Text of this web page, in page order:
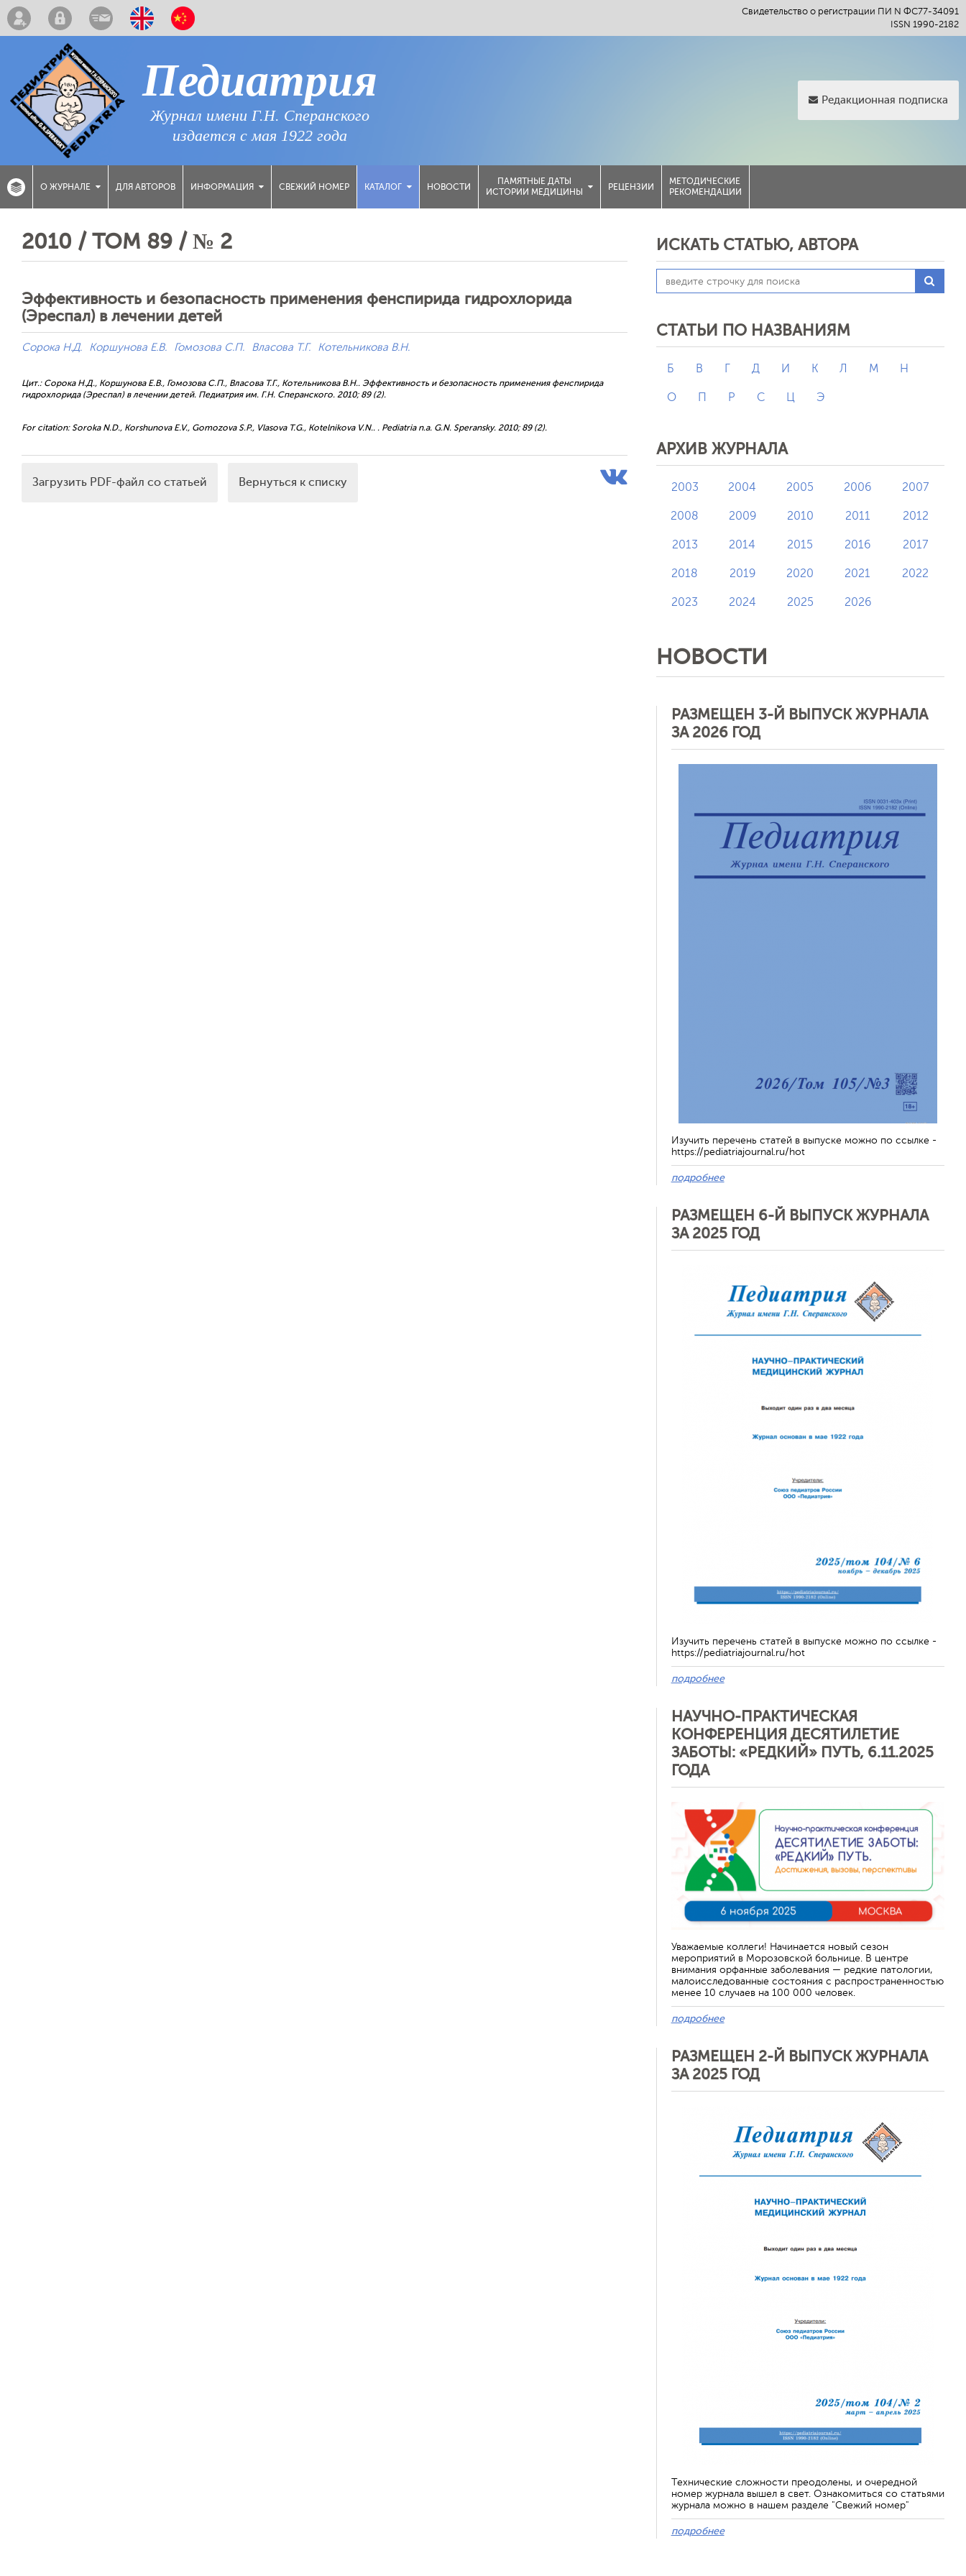
Свидетельство о регистрации ПИ N ФС77-34091
ISSN 1990-2182
Педиатрия
Журнал имени Г.Н. Сперанского
издается с мая 1922 года
Редакционная подписка
О ЖУРНАЛЕ ДЛЯ АВТОРОВ ИНФОРМАЦИЯ СВЕЖИЙ НОМЕР КАТАЛОГ НОВОСТИ
ПАМЯТНЫЕ ДАТЫ
ИСТОРИИ МЕДИЦИНЫ
РЕЦЕНЗИИ
МЕТОДИЧЕСКИЕ
РЕКОМЕНДАЦИИ
2010 / ТОМ 89 / № 2
Эффективность и безопасность применения фенспирида гидрохлорида
(Эреспал) в лечении детей
Сорока Н.Д. Коршунова Е.В. Гомозова С.П. Власова Т.Г. Котельникова В.Н.
Цит.: Сорока Н.Д., Коршунова Е.В., Гомозова С.П., Власова Т.Г., Котельникова В.Н.. Эффективность и безопасность применения фенспирида
гидрохлорида (Эреспал) в лечении детей. Педиатрия им. Г.Н. Сперанского. 2010; 89 (2).
For citation: Soroka N.D., Korshunova E.V., Gomozova S.P., Vlasova T.G., Kotelnikova V.N.. . Pediatria n.a. G.N. Speransky. 2010; 89 (2).
Загрузить PDF-файл со статьей Вернуться к списку
ИСКАТЬ СТАТЬЮ, АВТОРА
СТАТЬИ ПО НАЗВАНИЯМ
Б В Г Д И К Л М Н
О П Р С Ц Э
АРХИВ ЖУРНАЛА
2003 2004 2005 2006 2007
2008 2009 2010 2011 2012
2013 2014 2015 2016 2017
2018 2019 2020 2021 2022
2023 2024 2025 2026
НОВОСТИ
РАЗМЕЩЕН 3-Й ВЫПУСК ЖУРНАЛА
ЗА 2026 ГОД
Изучить перечень статей в выпуске можно по ссылке -
https://pediatriajournal.ru/hot
подробнее
РАЗМЕЩЕН 6-Й ВЫПУСК ЖУРНАЛА
ЗА 2025 ГОД
Изучить перечень статей в выпуске можно по ссылке -
https://pediatriajournal.ru/hot
подробнее
НАУЧНО-ПРАКТИЧЕСКАЯ
КОНФЕРЕНЦИЯ ДЕСЯТИЛЕТИЕ
ЗАБОТЫ: «РЕДКИЙ» ПУТЬ, 6.11.2025
ГОДА
Уважаемые коллеги! Начинается новый сезон
мероприятий в Морозовской больнице. В центре
внимания орфанные заболевания — редкие патологии,
малоисследованные состояния с распространенностью
менее 10 случаев на 100 000 человек.
подробнее
РАЗМЕЩЕН 2-Й ВЫПУСК ЖУРНАЛА
ЗА 2025 ГОД
Технические сложности преодолены, и очередной
номер журнала вышел в свет. Ознакомиться со статьями
журнала можно в нашем разделе "Свежий номер"
подробнее
Отменить